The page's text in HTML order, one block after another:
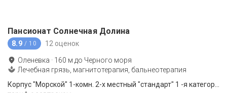
Пансионат Солнечная Долина
8.9 / 10 12 оценок
Оленевка · 160 м до Черного моря
Лечебная грязь, магнитотерапия, бальнеотерапия
Корпус "Морской" 1-комн. 2-х местный "стандарт" 1 -я категория вид на степь